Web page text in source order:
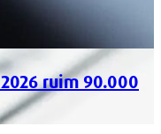
ruim 90.000